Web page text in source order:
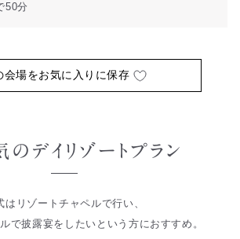
50分
会場をお気に入りに保存
はリゾートチャペルで行い、
で披露宴をしたいという方におすすめ。